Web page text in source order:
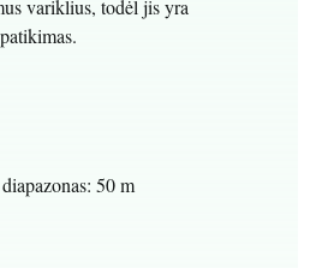
variklius, todėl jis yra
50 m